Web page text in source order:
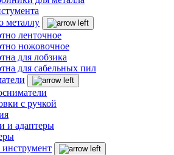
металлу
ленточное
ножовочное
для лобзика
для сабельных пил
с ручкой
и адаптеры